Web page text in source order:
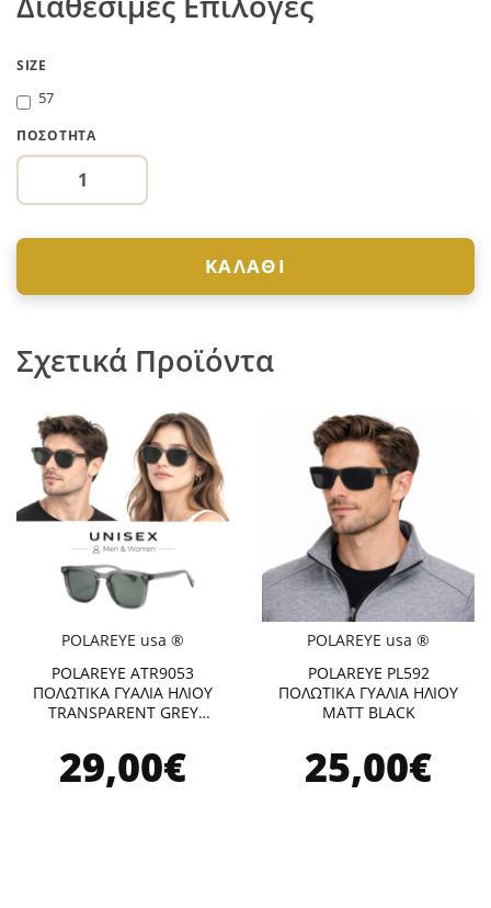
SIZE
57
ΠΟΣΌΤΗΤΑ
ΚΑΛΆΘΙ
Σχετικά Προϊόντα
POLAREYE usa ®
POLAREYE ATR9053
ΠΟΛΩΤΙΚΑ ΓΥΑΛΙΑ ΗΛΙΟΥ
TRANSPARENT GREY
29,00€
POLAREYE usa ®
POLAREYE PL592
ΠΟΛΩΤΙΚΑ ΓΥΑΛΙΑ ΗΛΙΟΥ
MATT BLACK
25,00€